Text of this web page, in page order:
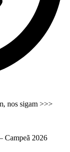
nos sigam >>>